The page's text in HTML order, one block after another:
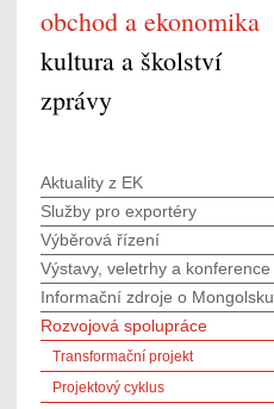
obchod a ekonomika
kultura a školství
zprávy
Aktuality z EK
Služby pro exportéry
Výběrová řízení
Výstavy, veletrhy a konference
Informační zdroje o Mongolsku
Rozvojová spolupráce
Transformační projekt
Projektový cyklus